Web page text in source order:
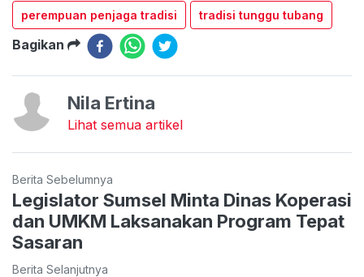
perempuan penjaga tradisi tradisi tunggu tubang
Bagikan
Nila Ertina
Lihat semua artikel
Berita Sebelumnya
Legislator Sumsel Minta Dinas Koperasi
dan UMKM Laksanakan Program Tepat
Sasaran
Berita Selanjutnya